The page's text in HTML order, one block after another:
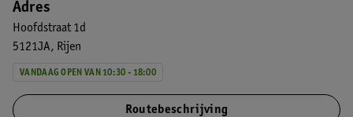
Adres
Hoofdstraat 1d
5121JA
Rijen
VANDAAG OPEN VAN 10:30 - 18:00
Routebeschrijving